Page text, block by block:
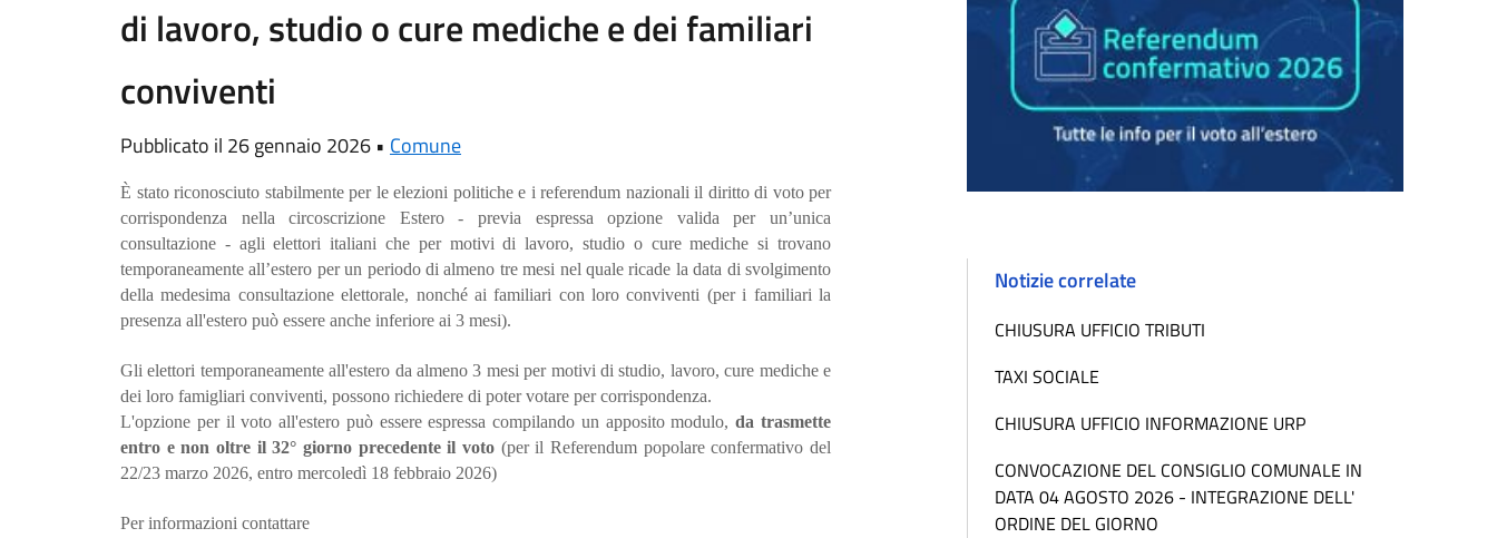
di lavoro, studio o cure mediche e dei familiari
conviventi
Pubblicato il 26 gennaio 2026 • Comune
È stato riconosciuto stabilmente per le elezioni politiche e i referendum nazionali il diritto di voto per
corrispondenza nella circoscrizione Estero - previa espressa opzione valida per un’unica
consultazione - agli elettori italiani che per motivi di lavoro, studio o cure mediche si trovano
temporaneamente all’estero per un periodo di almeno tre mesi nel quale ricade la data di svolgimento
della medesima consultazione elettorale, nonché ai familiari con loro conviventi (per i familiari la
presenza all'estero può essere anche inferiore ai 3 mesi).
Gli elettori temporaneamente all'estero da almeno 3 mesi per motivi di studio, lavoro, cure mediche e
dei loro famigliari conviventi, possono richiedere di poter votare per corrispondenza.
L'opzione per il voto all'estero può essere espressa compilando un apposito modulo,da trasmette
entro e non oltre il 32° giorno precedente il voto (per il Referendum popolare confermativo del
22/23 marzo 2026, entro mercoledì 18 febbraio 2026)
Per informazioni contattare
Notizie correlate
CHIUSURA UFFICIO TRIBUTI
TAXI SOCIALE
CHIUSURA UFFICIO INFORMAZIONE URP
CONVOCAZIONE DEL CONSIGLIO COMUNALE IN
DATA 04 AGOSTO 2026 - INTEGRAZIONE DELL'
ORDINE DEL GIORNO